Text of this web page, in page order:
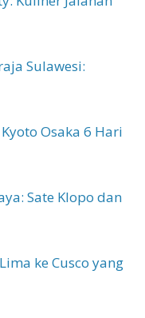
Sulawesi:
Osaka 6 Hari
Sate Klopo dan
ke Cusco yang